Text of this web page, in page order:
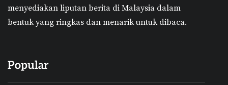
menyediakan liputan berita di Malaysia dalam
bentuk yang ringkas dan menarik untuk dibaca.
Popular